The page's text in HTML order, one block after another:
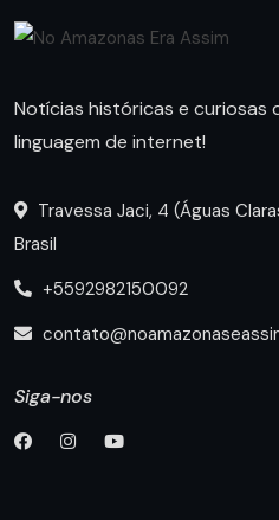
Notícias históricas e curiosas
linguagem de internet!
Travessa Jaci, 4 (Águas
Brasil
+5592982150092
Siga-nos